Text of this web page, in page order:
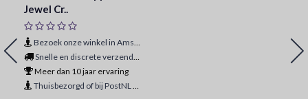
Jewel Cr..
Bezoek onze winkel in Amsterdam
Snelle en discrete verzending
Meer dan 10 jaar ervaring
Thuisbezorgd of bij PostNL ophaalpunt